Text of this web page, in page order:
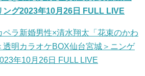
ング2023年10月26日 FULL LIVE
ペラ新婚男性×清水翔太「花束のかわ
透明カラオケBOX仙台宮城＞ニンゲ
年10月26日 FULL LIVE